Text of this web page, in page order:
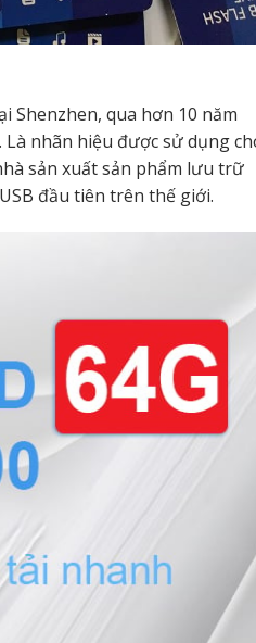
Shenzhen, qua hơn 10 năm
nhãn hiệu được sử dụng
sản xuất sản phẩm lưu trữ
đầu tiên trên thế giới.